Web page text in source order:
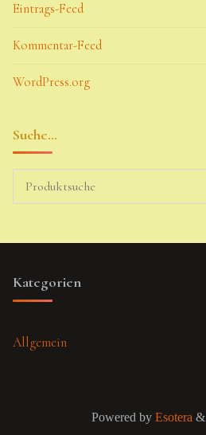
Eintrags-Feed
Kommentar-Feed
WordPress.org
Suche…
Kategorien
Allgemein
Powered byEsotera&